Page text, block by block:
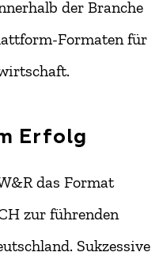
der Branche
Formaten für
Erfolg
das Format
zur führenden
Sukzessive